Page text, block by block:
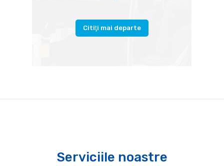
Citiţi mai departe
Serviciile noastre